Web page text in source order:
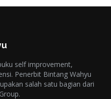
self improvement,
Penerbit Bintang Wahyu
salah satu bagian dari